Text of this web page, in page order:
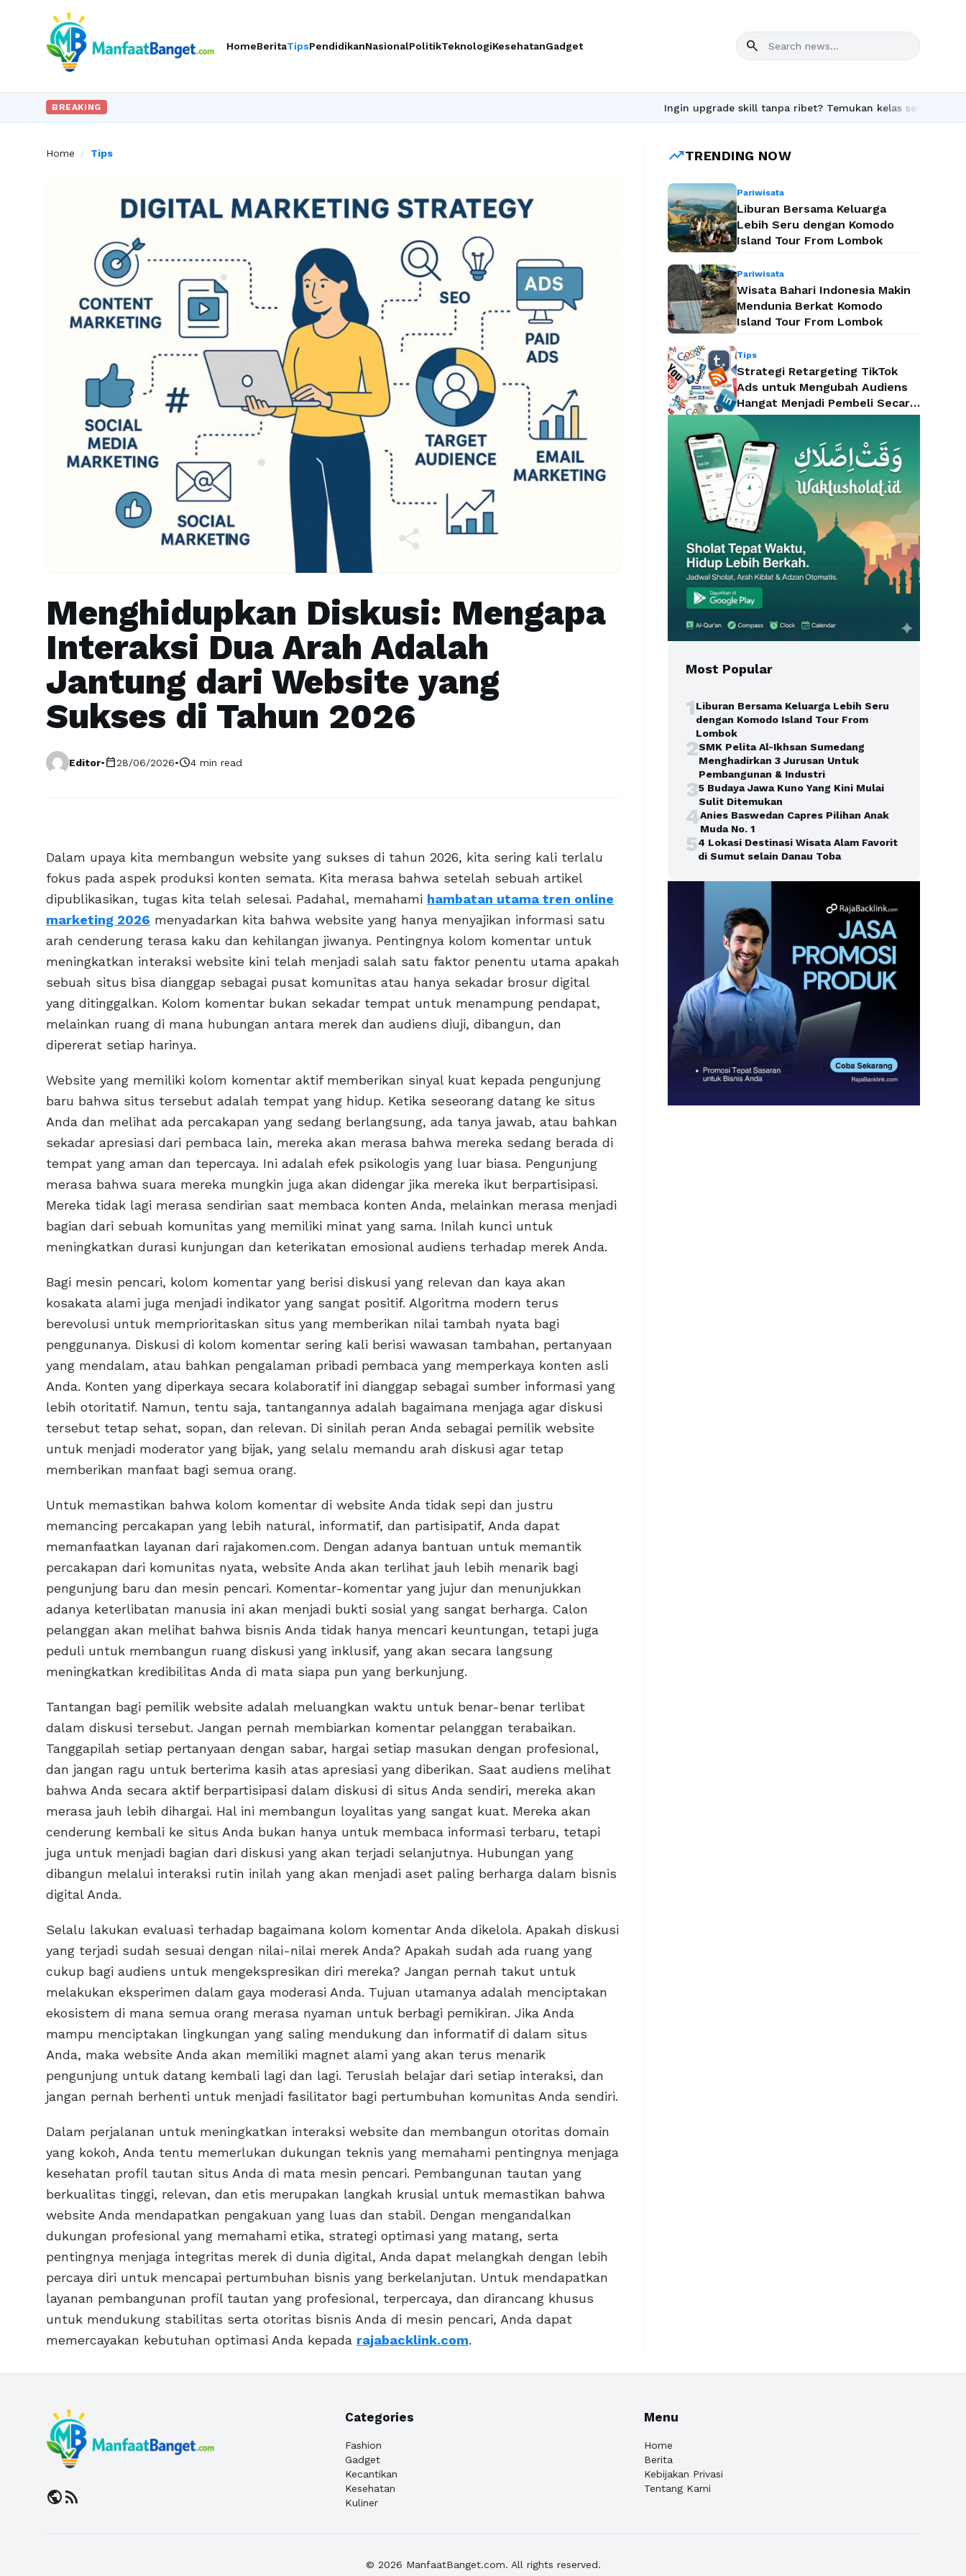
HomeBeritaTipsPendidikanNasionalPolitikTeknologiKesehatanGadget search
BREAKING Ingin upgrade skill tanpa ribet? Temukan kelas seru dan materi
Home / Tips
Menghidupkan Diskusi: Mengapa
Interaksi Dua Arah Adalah
Jantung dari Website yang
Sukses di Tahun 2026
Editor•calendar_today28/06/2026•schedule4 min read
Dalam upaya kita membangun website yang sukses di tahun 2026, kita sering kali terlalu
fokus pada aspek produksi konten semata. Kita merasa bahwa setelah sebuah artikel
dipublikasikan, tugas kita telah selesai. Padahal, memahami hambatan utama tren online
marketing 2026 menyadarkan kita bahwa website yang hanya menyajikan informasi satu
arah cenderung terasa kaku dan kehilangan jiwanya. Pentingnya kolom komentar untuk
meningkatkan interaksi website kini telah menjadi salah satu faktor penentu utama apakah
sebuah situs bisa dianggap sebagai pusat komunitas atau hanya sekadar brosur digital
yang ditinggalkan. Kolom komentar bukan sekadar tempat untuk menampung pendapat,
melainkan ruang di mana hubungan antara merek dan audiens diuji, dibangun, dan
dipererat setiap harinya.
Website yang memiliki kolom komentar aktif memberikan sinyal kuat kepada pengunjung
baru bahwa situs tersebut adalah tempat yang hidup. Ketika seseorang datang ke situs
Anda dan melihat ada percakapan yang sedang berlangsung, ada tanya jawab, atau bahkan
sekadar apresiasi dari pembaca lain, mereka akan merasa bahwa mereka sedang berada di
tempat yang aman dan tepercaya. Ini adalah efek psikologis yang luar biasa. Pengunjung
merasa bahwa suara mereka mungkin juga akan didengar jika mereka ikut berpartisipasi.
Mereka tidak lagi merasa sendirian saat membaca konten Anda, melainkan merasa menjadi
bagian dari sebuah komunitas yang memiliki minat yang sama. Inilah kunci untuk
meningkatkan durasi kunjungan dan keterikatan emosional audiens terhadap merek Anda.
Bagi mesin pencari, kolom komentar yang berisi diskusi yang relevan dan kaya akan
kosakata alami juga menjadi indikator yang sangat positif. Algoritma modern terus
berevolusi untuk memprioritaskan situs yang memberikan nilai tambah nyata bagi
penggunanya. Diskusi di kolom komentar sering kali berisi wawasan tambahan, pertanyaan
yang mendalam, atau bahkan pengalaman pribadi pembaca yang memperkaya konten asli
Anda. Konten yang diperkaya secara kolaboratif ini dianggap sebagai sumber informasi yang
lebih otoritatif. Namun, tentu saja, tantangannya adalah bagaimana menjaga agar diskusi
tersebut tetap sehat, sopan, dan relevan. Di sinilah peran Anda sebagai pemilik website
untuk menjadi moderator yang bijak, yang selalu memandu arah diskusi agar tetap
memberikan manfaat bagi semua orang.
Untuk memastikan bahwa kolom komentar di website Anda tidak sepi dan justru
memancing percakapan yang lebih natural, informatif, dan partisipatif, Anda dapat
memanfaatkan layanan dari rajakomen.com. Dengan adanya bantuan untuk memantik
percakapan dari komunitas nyata, website Anda akan terlihat jauh lebih menarik bagi
pengunjung baru dan mesin pencari. Komentar-komentar yang jujur dan menunjukkan
adanya keterlibatan manusia ini akan menjadi bukti sosial yang sangat berharga. Calon
pelanggan akan melihat bahwa bisnis Anda tidak hanya mencari keuntungan, tetapi juga
peduli untuk membangun ruang diskusi yang inklusif, yang akan secara langsung
meningkatkan kredibilitas Anda di mata siapa pun yang berkunjung.
Tantangan bagi pemilik website adalah meluangkan waktu untuk benar-benar terlibat
dalam diskusi tersebut. Jangan pernah membiarkan komentar pelanggan terabaikan.
Tanggapilah setiap pertanyaan dengan sabar, hargai setiap masukan dengan profesional,
dan jangan ragu untuk berterima kasih atas apresiasi yang diberikan. Saat audiens melihat
bahwa Anda secara aktif berpartisipasi dalam diskusi di situs Anda sendiri, mereka akan
merasa jauh lebih dihargai. Hal ini membangun loyalitas yang sangat kuat. Mereka akan
cenderung kembali ke situs Anda bukan hanya untuk membaca informasi terbaru, tetapi
juga untuk menjadi bagian dari diskusi yang akan terjadi selanjutnya. Hubungan yang
dibangun melalui interaksi rutin inilah yang akan menjadi aset paling berharga dalam bisnis
digital Anda.
Selalu lakukan evaluasi terhadap bagaimana kolom komentar Anda dikelola. Apakah diskusi
yang terjadi sudah sesuai dengan nilai-nilai merek Anda? Apakah sudah ada ruang yang
cukup bagi audiens untuk mengekspresikan diri mereka? Jangan pernah takut untuk
melakukan eksperimen dalam gaya moderasi Anda. Tujuan utamanya adalah menciptakan
ekosistem di mana semua orang merasa nyaman untuk berbagi pemikiran. Jika Anda
mampu menciptakan lingkungan yang saling mendukung dan informatif di dalam situs
Anda, maka website Anda akan memiliki magnet alami yang akan terus menarik
pengunjung untuk datang kembali lagi dan lagi. Teruslah belajar dari setiap interaksi, dan
jangan pernah berhenti untuk menjadi fasilitator bagi pertumbuhan komunitas Anda sendiri.
Dalam perjalanan untuk meningkatkan interaksi website dan membangun otoritas domain
yang kokoh, Anda tentu memerlukan dukungan teknis yang memahami pentingnya menjaga
kesehatan profil tautan situs Anda di mata mesin pencari. Pembangunan tautan yang
berkualitas tinggi, relevan, dan etis merupakan langkah krusial untuk memastikan bahwa
website Anda mendapatkan pengakuan yang luas dan stabil. Dengan mengandalkan
dukungan profesional yang memahami etika, strategi optimasi yang matang, serta
pentingnya menjaga integritas merek di dunia digital, Anda dapat melangkah dengan lebih
percaya diri untuk mencapai pertumbuhan bisnis yang berkelanjutan. Untuk mendapatkan
layanan pembangunan profil tautan yang profesional, terpercaya, dan dirancang khusus
untuk mendukung stabilitas serta otoritas bisnis Anda di mesin pencari, Anda dapat
memercayakan kebutuhan optimasi Anda kepada rajabacklink.com.
trending_upTRENDING NOW
Pariwisata
Liburan Bersama Keluarga
Lebih Seru dengan Komodo
Island Tour From Lombok
Pariwisata
Wisata Bahari Indonesia Makin
Mendunia Berkat Komodo
Island Tour From Lombok
Tips
Strategi Retargeting TikTok
Ads untuk Mengubah Audiens
Hangat Menjadi Pembeli Secara
Efektif
Most Popular
1Liburan Bersama Keluarga Lebih Seru
dengan Komodo Island Tour From
Lombok
2SMK Pelita Al-Ikhsan Sumedang
Menghadirkan 3 Jurusan Untuk
Pembangunan & Industri
35 Budaya Jawa Kuno Yang Kini Mulai
Sulit Ditemukan
4Anies Baswedan Capres Pilihan Anak
Muda No. 1
54 Lokasi Destinasi Wisata Alam Favorit
di Sumut selain Danau Toba
publicrss_feed
Categories
Fashion
Gadget
Kecantikan
Kesehatan
Kuliner
Menu
Home
Berita
Kebijakan Privasi
Tentang Kami
© 2026 ManfaatBanget.com. All rights reserved.